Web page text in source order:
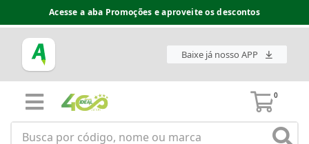
Acesse a aba Promoções e aproveite os descontos
Baixe já nosso APP
0